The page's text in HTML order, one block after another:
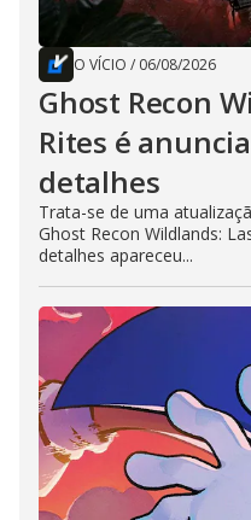
O VÍCIO / 06/08/2026
Ghost Recon
Rites é
detalhes
Trata-se de uma
Ghost Recon Wildlands:
detalhes apareceu...